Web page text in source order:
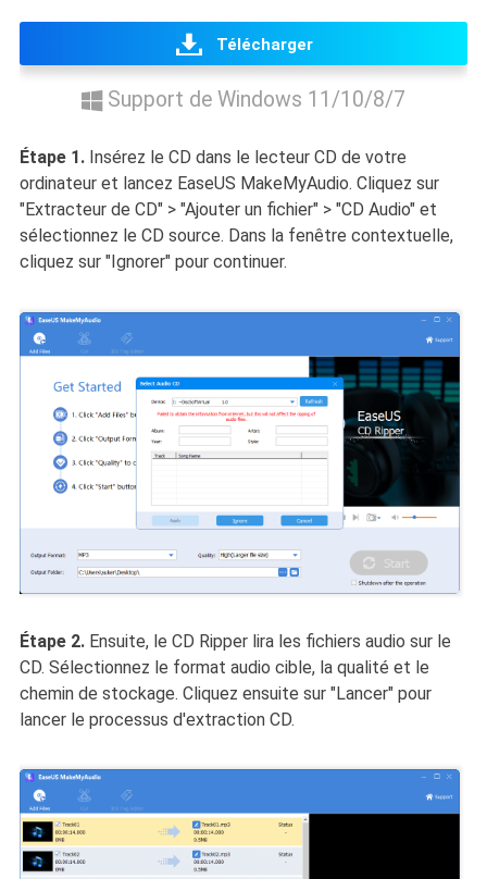
Télécharger
Support de Windows 11/10/8/7
Étape 1. Insérez le CD dans le lecteur CD de votre
ordinateur et lancez EaseUS MakeMyAudio. Cliquez sur
"Extracteur de CD" > "Ajouter un fichier" > "CD Audio" et
sélectionnez le CD source. Dans la fenêtre contextuelle,
cliquez sur "Ignorer" pour continuer.
Étape 2. Ensuite, le CD Ripper lira les fichiers audio sur le
CD. Sélectionnez le format audio cible, la qualité et le
chemin de stockage. Cliquez ensuite sur "Lancer" pour
lancer le processus d'extraction CD.